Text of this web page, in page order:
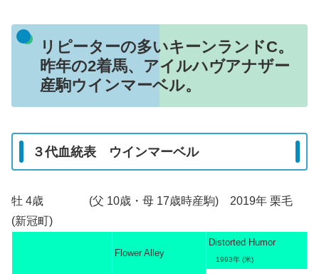
リピーターの多いキーンランドC。
昨年の2着馬、アイルハヴアナザー
産駒ウインマーベル。
３代血統表 ウインマーベル
牡 4歳 (父 10歳・母 17歳時産駒) 2019年 栗毛
(新冠町)
Flower Alley
Distorted Humor
1993年 (米)